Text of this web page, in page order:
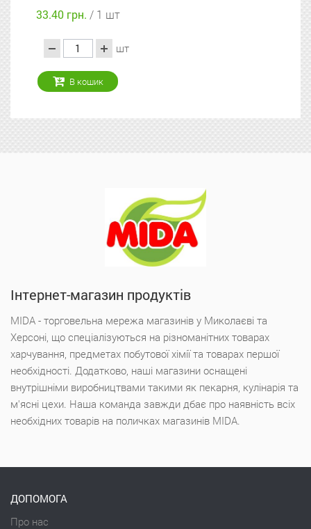
33.40 грн. / 1 шт
шт
В кошик
Інтернет-магазин продуктів
MIDA - торговельна мережа магазинів у Миколаєві та
Херсоні, що спеціалізуються на різноманітних товарах
харчування, предметах побутової хімії та товарах першої
необхідності. Додатково, наші магазини оснащені
внутрішніми виробництвами такими як пекарня, кулінарія та
м'ясні цехи. Наша команда завжди дбає про наявність всіх
необхідних товарів на поличках магазинів MIDA.
ДОПОМОГА
Про нас